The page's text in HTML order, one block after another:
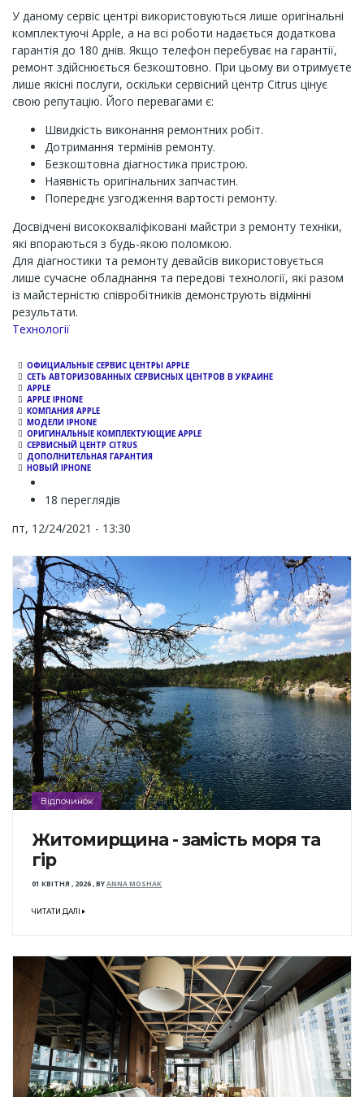
У даному сервіс центрі використовуються лише оригінальні
комплектуючі Apple, а на всі роботи надається додаткова
гарантія до 180 днів. Якщо телефон перебуває на гарантії,
ремонт здійснюється безкоштовно. При цьому ви отримуєте
лише якісні послуги, оскільки сервісний центр Citrus цінує
свою репутацію. Його перевагами є:
Швидкість виконання ремонтних робіт.
Дотримання термінів ремонту.
Безкоштовна діагностика пристрою.
Наявність оригінальних запчастин.
Попереднє узгодження вартості ремонту.
Досвідчені висококваліфіковані майстри з ремонту техніки,
які впораються з будь-якою поломкою.
Для діагностики та ремонту девайсів використовується
лише сучасне обладнання та передові технології, які разом
із майстерністю співробітників демонструють відмінні
результати.
Channel
Технології
ОФИЦИАЛЬНЫЕ СЕРВИС ЦЕНТРЫ APPLE
СЕТЬ АВТОРИЗОВАННЫХ СЕРВИСНЫХ ЦЕНТРОВ В УКРАИНЕ
APPLE
APPLE IPHONE
КОМПАНИЯ APPLE
МОДЕЛИ IPHONE
ОРИГИНАЛЬНЫЕ КОМПЛЕКТУЮЩИЕ APPLE
СЕРВИСНЫЙ ЦЕНТР CITRUS
ДОПОЛНИТЕЛЬНАЯ ГАРАНТИЯ
НОВЫЙ IPHONE
18 переглядів
пт, 12/24/2021 - 13:30
Відпочинок
Житомирщина - замість моря та
гір
01 КВІТНЯ , 2026,BYANNA MOSHAK
ЧИТАТИ ДАЛІ